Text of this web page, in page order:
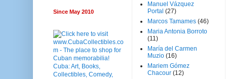
Since May 2010
Manuel Vázquez
Portal (27)
Marcos Tamames (46)
Maria Antonia Borroto
(11)
María del Carmen
Muzio (16)
Mariem Gómez
Chacour (12)